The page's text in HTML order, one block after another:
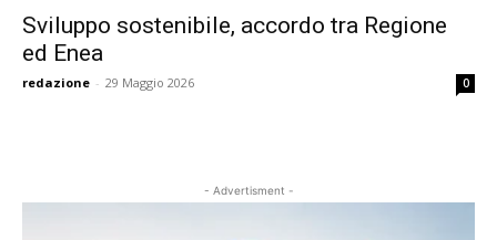
Sviluppo sostenibile, accordo tra Regione
ed Enea
redazione - 29 Maggio 2026 0
- Advertisment -